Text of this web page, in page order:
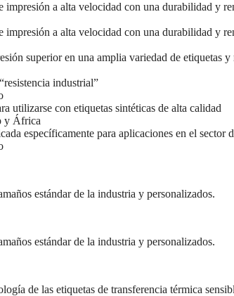
a alta velocidad con una durabilidad y
a alta velocidad con una durabilidad y
superior en una amplia variedad de etiquetas
industrial”
utilizarse con etiquetas sintéticas de alta calidad
y África
específicamente para aplicaciones en el
estándar de la industria y personalizados.
estándar de la industria y personalizados.
de las etiquetas de transferencia térmica